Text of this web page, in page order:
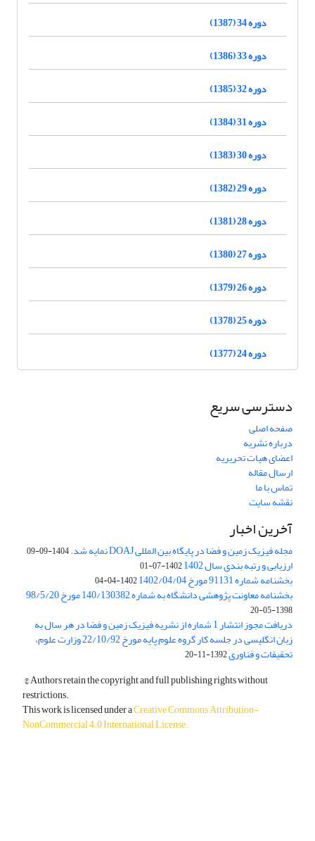
دوره 34 (1387)
دوره 33 (1386)
دوره 32 (1385)
دوره 31 (1384)
دوره 30 (1383)
دوره 29 (1382)
دوره 28 (1381)
دوره 27 (1380)
دوره 26 (1379)
دوره 25 (1378)
دوره 24 (1377)
دسترسی سریع
صفحه اصلی
درباره نشریه
اعضای هیات تحریریه
ارسال مقاله
تماس با ما
نقشه سایت
آخرین اخبار
مجله فیزیک زمین و فضا در پایگاه بین المللی DOAJ نمایه شد. 1404-09-09
ارزیابی و رتبه بندی سال 1402 1402-07-01
بخشنامه شماره 91131 مورخ 1402/04/04 1402-04-04
بخشنامه معاونت پژوهشی دانشگاه به شماره 140/130382 مورخ 98/5/20
1398-05-20
دریافت مجوز انتشار 1 شماره از نشریه فیزیک زمین و فضا در هر سال به
زبان انگلیسی در جلسه کار گروه علوم پایه مورخ 22/10/92 وزارت علوم،
تحقیقات و فناوری1392-11-20
© Authors retain the copyright and full publishing rights without
restrictions.
This work is licensed under aCreative Commons Attribution-
NonCommercial 4.0 International License.